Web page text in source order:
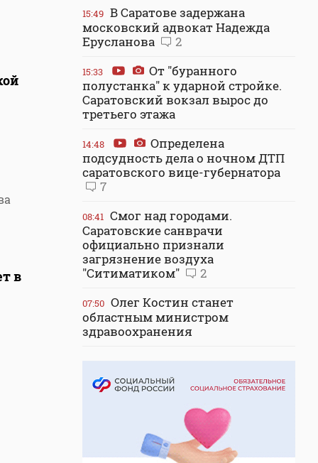
в
15:49 В Саратове задержана
московский адвокат Надежда
Ерусланова
2
15:33
От "буранного
полустанка" к ударной стройке.
Саратовский вокзал вырос до
третьего этажа
14:48
Определена
подсудность дела о ночном ДТП
саратовского вице-губернатора
7
08:41 Смог над городами.
Саратовские санврачи
официально признали
загрязнение воздуха
"Ситиматиком"
2
07:50 Олег Костин станет
областным министром
здравоохранения